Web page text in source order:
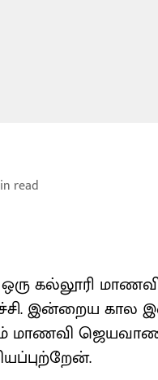
read
கல்லூரி
இன்றைய கால
மாணவி